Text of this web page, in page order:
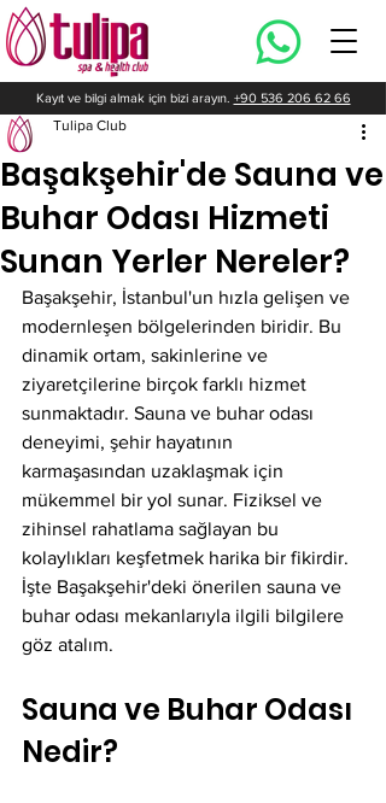
Kayıt ve bilgi almak için bizi arayın. +90 536 206 62 66
Başakşehir'de Sauna ve
Buhar Odası Hizmeti
Sunan Yerler Nereler?
Tulipa Club
Başakşehir, İstanbul'un hızla gelişen ve
modernleşen bölgelerinden biridir. Bu
dinamik ortam, sakinlerine ve
ziyaretçilerine birçok farklı hizmet
sunmaktadır. Sauna ve buhar odası
deneyimi, şehir hayatının
karmaşasından uzaklaşmak için
mükemmel bir yol sunar. Fiziksel ve
zihinsel rahatlama sağlayan bu
kolaylıkları keşfetmek harika bir fikirdir.
İşte Başakşehir'deki önerilen sauna ve
buhar odası mekanlarıyla ilgili bilgilere
göz atalım.
Sauna ve Buhar Odası
Nedir?